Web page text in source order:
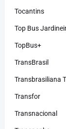
Tocantins
Top Bus
TopBus+
TransBrasil
Transbrasiliana
Transfor
Transnacional